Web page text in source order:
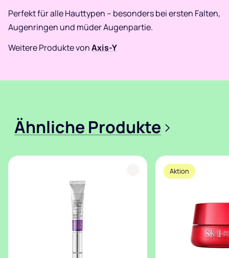
Perfekt für alle Hauttypen – besonders bei ersten Falten,
Augenringen und müder Augenpartie.
Weitere Produkte vonAxis-Y
Ähnliche Produkte >
Aktion